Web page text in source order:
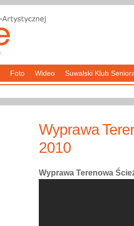
Foto Wideo Suwalski Klub
Wyprawa
2010
Wyprawa Terenowa